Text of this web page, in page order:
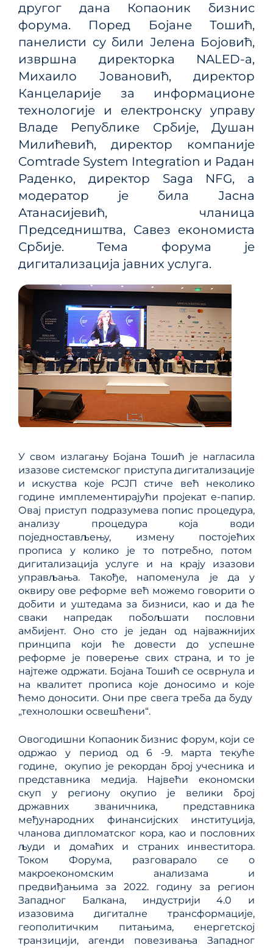
другог дана Копаоник бизнис
форума. Поред Бојане Тошић,
панелисти су били Јелена Бојовић,
извршна директорка NALED-а,
Михаило Јовановић, директор
Канцеларије за информационе
технологије и електронску управу
Владе Републике Србије, Душан
Милићевић, директор компаније
Comtrade System Integration и Радан
Раденко, директор Saga NFG, а
модератор је била Јасна
Атанасијевић, чланица
Председништва, Савез економиста
Србије. Тема форума је
дигитализација јавних услуга.
У свом излагању Бојана Тошић је нагласила
изазове системског приступа дигитализације
и искуства које РСЈП стиче већ неколико
године имплементирајући пројекат е-папир.
Овај приступ подразумева попис процедура,
анализу процедура која води
поједностављењу, измену постојећих
прописа у колико је то потребно, потом
дигитализација услуге и на крају изазови
управљања. Такође, напоменула је да у
оквиру ове реформе већ можемо говорити о
добити и уштедама за бизниси, као и да ће
сваки напредак побољшати пословни
амбијент. Оно сто је један од најважнијих
принципа који ће довести до успешне
реформе је поверење свих страна, и то је
најтеже одржати. Бојана Тошић се осврнула и
на квалитет прописа које доносимо и које
ћемо доносити. Они пре свега треба да буду
„технолошки освешћени“.
Овогодишни Копаоник бизнис форум, који се
одржао у период од 6 -9. марта текуће
године, окупио је рекордан број учесника и
представника медија. Највећи економски
скуп у региону окупио је велики број
државних званичника, представника
међународних финансијских институција,
чланова дипломатског кора, као и пословних
људи и домаћих и страних инвеститора.
Током Форума, разговарало се о
макроекономским анализама и
предвиђањима за 2022. годину за регион
Западног Балкана, индустрији 4.0 и
изазовима дигиталне трансформације,
геополитичким питањима, енергетској
транзицији, агенди повезивања Западног